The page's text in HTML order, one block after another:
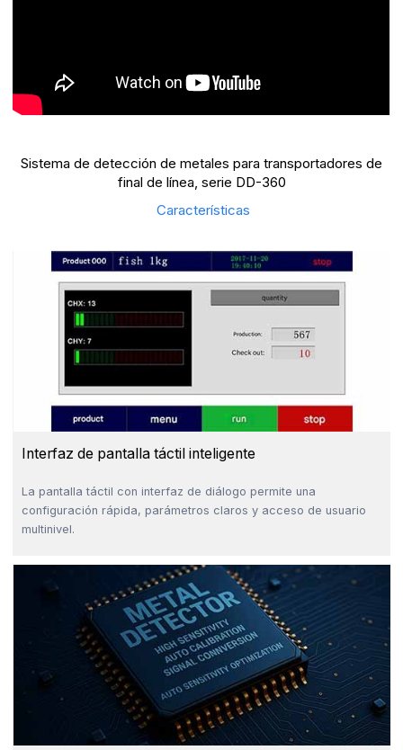
Sistema de detección de metales para transportadores de
final de línea, serie DD-360
Características
Interfaz de pantalla táctil inteligente
La pantalla táctil con interfaz de diálogo permite una
configuración rápida, parámetros claros y acceso de usuario
multinivel.